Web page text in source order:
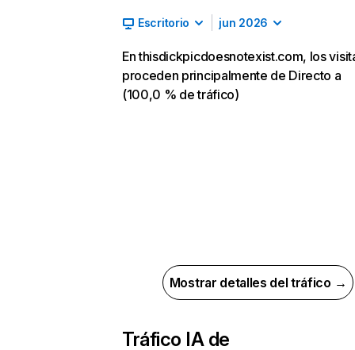
Escritorio jun 2026
En thisdickpicdoesnotexist.com, los
proceden principalmente de Directo a
(100,0 % de tráfico)
Mostrar detalles del tráfico →
Tráfico IA de